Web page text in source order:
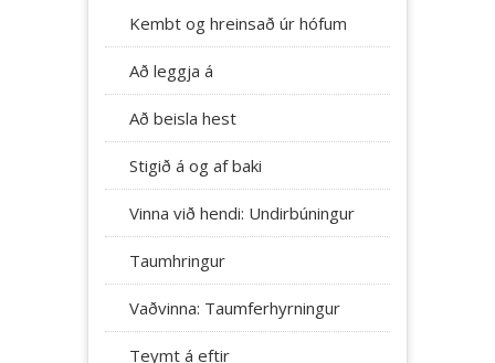
Kembt og hreinsað úr hófum
Að leggja á
Að beisla hest
Stigið á og af baki
Vinna við hendi: Undirbúningur
Taumhringur
Vaðvinna: Taumferhyrningur
Teymt á eftir